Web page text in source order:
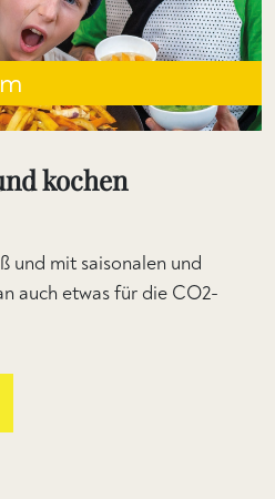
kochen
und mit saisonalen und
auch etwas für die CO2-